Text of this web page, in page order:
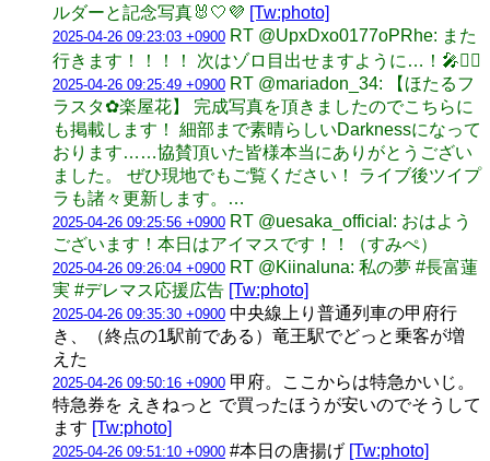
ルダーと記念写真🐰🤍💜 [Tw:photo]
2025-04-26 09:23:03 +0900 RT @UpxDxo0177oPRhe: また
行きます！！！！ 次はゾロ目出せますように…！🎤❤️‍🔥
2025-04-26 09:25:49 +0900 RT @mariadon_34: 【ほたるフ
ラスタ︎✿楽屋花】 完成写真を頂きましたのでこちらに
も掲載します！︎ 細部まで素晴らしいDarknessになって
おります……協賛頂いた皆様本当にありがとうござい
ました。 ぜひ現地でもご覧ください！ ライブ後ツイプ
ラも諸々更新します。…
2025-04-26 09:25:56 +0900 RT @uesaka_official: おはよう
ございます！本日はアイマスです！！（すみぺ）
2025-04-26 09:26:04 +0900 RT @Kiinaluna: 私の夢 #長富蓮
実 #デレマス応援広告 [Tw:photo]
2025-04-26 09:35:30 +0900 中央線上り普通列車の甲府行
き、（終点の1駅前である）竜王駅でどっと乗客が増
えた
2025-04-26 09:50:16 +0900 甲府。ここからは特急かいじ。
特急券を えきねっと で買ったほうが安いのでそうして
ます [Tw:photo]
2025-04-26 09:51:10 +0900 #本日の唐揚げ [Tw:photo]